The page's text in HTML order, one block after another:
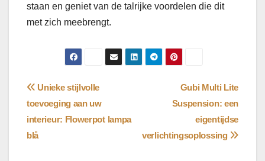
staan ​​en geniet van de talrijke voordelen die dit
met zich meebrengt.
Bericht
navigatie
Gubi Multi Lite
Suspension: een
eigentijdse
verlichtingsoplossing
Unieke stijlvolle
toevoeging aan uw
interieur: Flowerpot lampa
blå